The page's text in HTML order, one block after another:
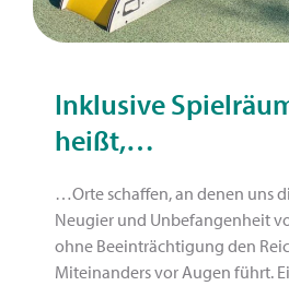
Inklusive
heißt,…
…Orte schaffen, an denen uns
Neugier und Unbefangenheit
ohne Beeinträchtigung den
Miteinanders vor Augen führt.